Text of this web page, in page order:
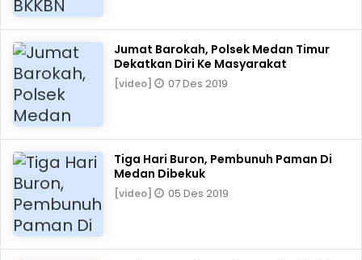
Jumat Barokah, Polsek Medan Timur
Dekatkan Diri Ke Masyarakat
[video] 07 Des 2019
Tiga Hari Buron, Pembunuh Paman Di
Medan Dibekuk
[video] 05 Des 2019